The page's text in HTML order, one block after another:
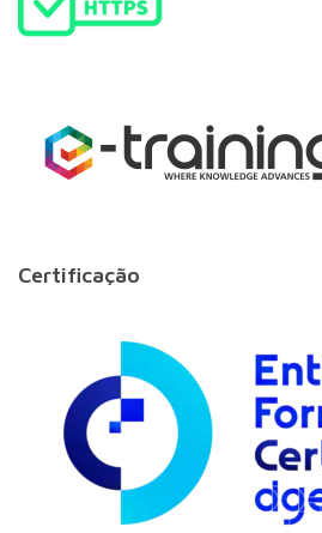
Certificação